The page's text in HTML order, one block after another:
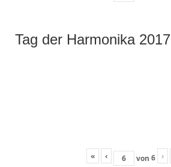
Tag der Harmonika 2017
« ‹ von 6 ›